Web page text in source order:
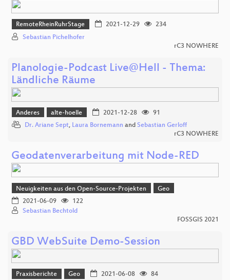
RemoteRheinRuhrStage 2021-12-29
234
Sebastian Pichelhofer
rC3 NOWHERE
Planologie-Podcast Live@Hell - Thema:
Ländliche Räume
Anderes alte-hoelle 2021-12-28
91
Dr. Ariane Sept, Laura Bornemann and Sebastian Gerloff
rC3 NOWHERE
Geodatenverarbeitung mit Node-RED
Neuigkeiten aus den Open-Source-Projekten
Geo
2021-06-09
122
Sebastian Bechtold
FOSSGIS 2021
GBD WebSuite Demo-Session
Praxisberichte Geo 2021-06-08
84